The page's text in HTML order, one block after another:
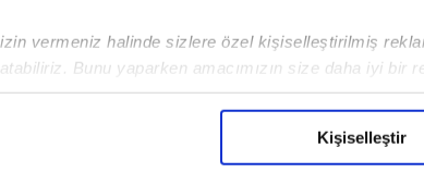
vermeniz halinde sizlere özel kişiselleştirilmiş
Bunu yaparken amacımızın size daha iyi
adına elimizden gelen çabayı gösterdiğimizi
Kişiselleştir